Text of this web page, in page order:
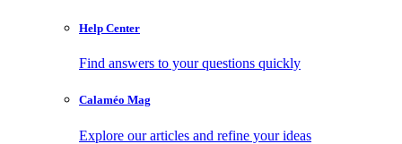
Help Center
Find answers to your questions quickly
Calaméo Mag
Explore our articles and refine your ideas